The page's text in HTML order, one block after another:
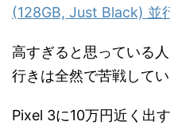
(128GB, Just Black) 並
高すぎると思っている
行きは全然で苦戦してい
Pixel 3に10万円近く出